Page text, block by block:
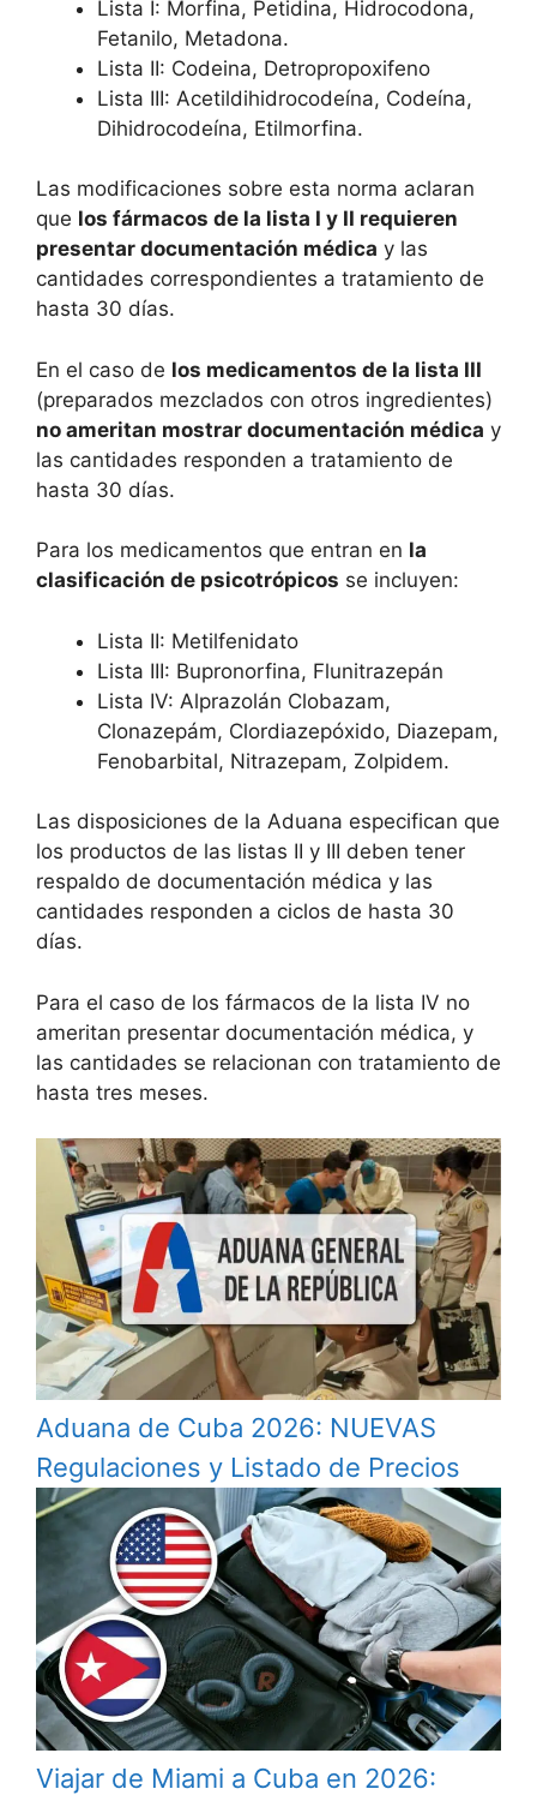
Lista I: Morfina, Petidina, Hidrocodona,
Fetanilo, Metadona.
Lista II: Codeina, Detropropoxifeno
Lista III: Acetildihidrocodeína, Codeína,
Dihidrocodeína, Etilmorfina.
Las modificaciones sobre esta norma aclaran
que los fármacos de la lista I y II requieren
presentar documentación médica y las
cantidades correspondientes a tratamiento de
hasta 30 días.
En el caso de los medicamentos de la lista III
(preparados mezclados con otros ingredientes)
no ameritan mostrar documentación médica y
las cantidades responden a tratamiento de
hasta 30 días.
Para los medicamentos que entran en la
clasificación de psicotrópicos se incluyen:
Lista II: Metilfenidato
Lista III: Bupronorfina, Flunitrazepán
Lista IV: Alprazolán Clobazam,
Clonazepám, Clordiazepóxido, Diazepam,
Fenobarbital, Nitrazepam, Zolpidem.
Las disposiciones de la Aduana especifican que
los productos de las listas II y III deben tener
respaldo de documentación médica y las
cantidades responden a ciclos de hasta 30
días.
Para el caso de los fármacos de la lista IV no
ameritan presentar documentación médica, y
las cantidades se relacionan con tratamiento de
hasta tres meses.
Aduana de Cuba 2026: NUEVAS
Regulaciones y Listado de Precios
Viajar de Miami a Cuba en 2026: